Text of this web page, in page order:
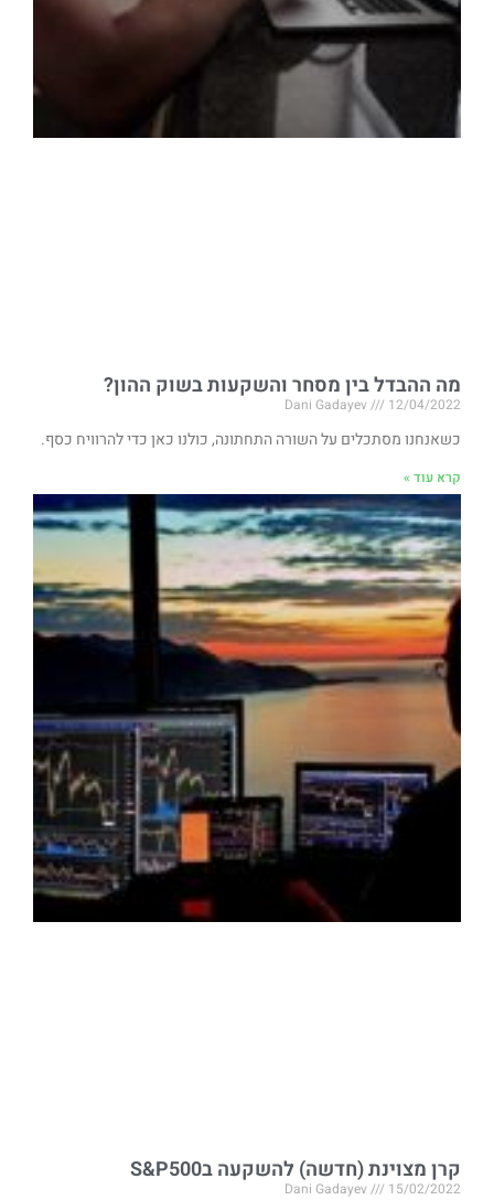
מה ההבדל בין מסחר והשקעות בשוק ההון?
Dani Gadayev 12/04/2022
כשאנחנו מסתכלים על השורה התחתונה, כולנו כאן כדי להרוויח כסף.
קרא עוד »
קרן מצוינת (חדשה) להשקעה בS&P500
Dani Gadayev 15/02/2022